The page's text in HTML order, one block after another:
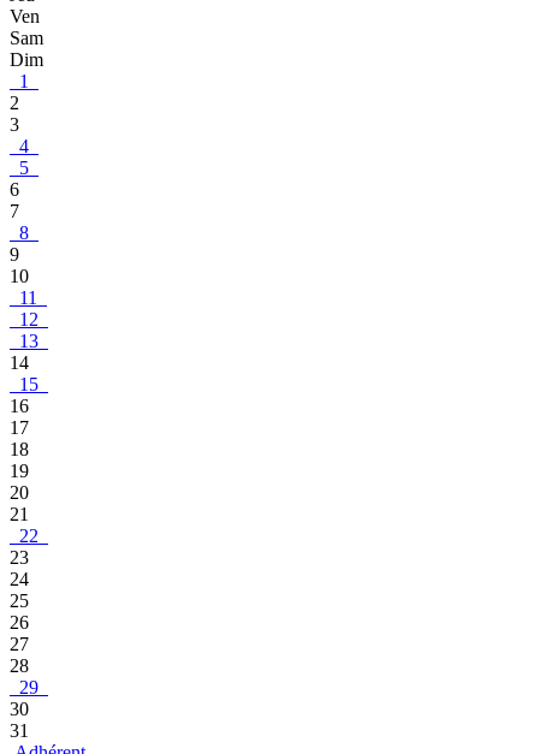
Ven
Sam
Dim
1
2
3
4
5
6
7
8
9
10
11
12
13
14
15
16
17
18
19
20
21
22
23
24
25
26
27
28
29
30
31